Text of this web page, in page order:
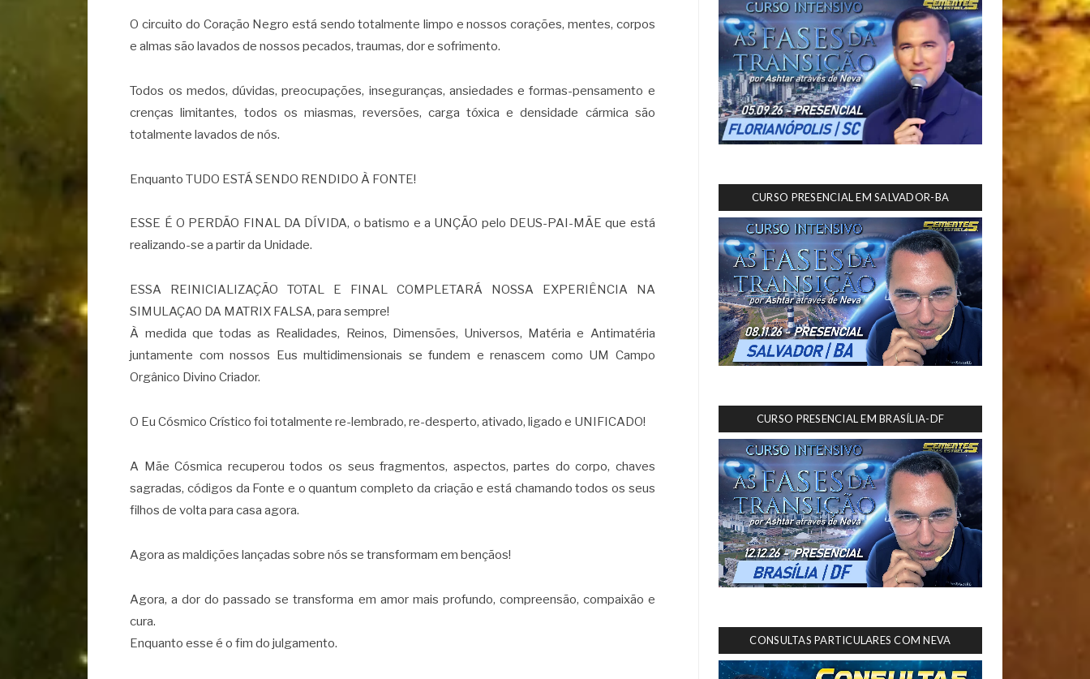
O circuito do Coração Negro está sendo totalmente limpo e nossos corações, mentes, corpos
e almas são lavados de nossos pecados, traumas, dor e sofrimento.
Todos os medos, dúvidas, preocupações, inseguranças, ansiedades e formas-pensamento e
crenças limitantes, todos os miasmas, reversões, carga tóxica e densidade cármica são
totalmente lavados de nós.
Enquanto TUDO ESTÁ SENDO RENDIDO À FONTE!
ESSE É O PERDÃO FINAL DA DÍVIDA, o batismo e a UNÇÃO pelo DEUS-PAI-MÃE que está
realizando-se a partir da Unidade.
ESSA REINICIALIZAÇÃO TOTAL E FINAL COMPLETARÁ NOSSA EXPERIÊNCIA NA
SIMULAÇAO DA MATRIX FALSA, para sempre!
À medida que todas as Realidades, Reinos, Dimensões, Universos, Matéria e Antimatéria
juntamente com nossos Eus multidimensionais se fundem e renascem como UM Campo
Orgânico Divino Criador.
O Eu Cósmico Crístico foi totalmente re-lembrado, re-desperto, ativado, ligado e UNIFICADO!
A Mãe Cósmica recuperou todos os seus fragmentos, aspectos, partes do corpo, chaves
sagradas, códigos da Fonte e o quantum completo da criação e está chamando todos os seus
filhos de volta para casa agora.
Agora as maldições lançadas sobre nós se transformam em bençãos!
Agora, a dor do passado se transforma em amor mais profundo, compreensão, compaixão e
cura.
Enquanto esse é o fim do julgamento.
CURSO PRESENCIAL EM SALVADOR-BA
CURSO PRESENCIAL EM BRASÍLIA-DF
CONSULTAS PARTICULARES COM NEVA